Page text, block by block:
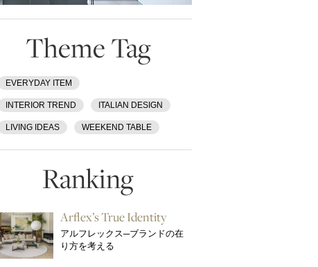
Theme Tag
EVERYDAY ITEM
INTERIOR TREND ITALIAN DESIGN
LIVING IDEAS WEEKEND TABLE
Ranking
Arflex’s True Identity
アルフレックス─ブランドの在
り方を考える